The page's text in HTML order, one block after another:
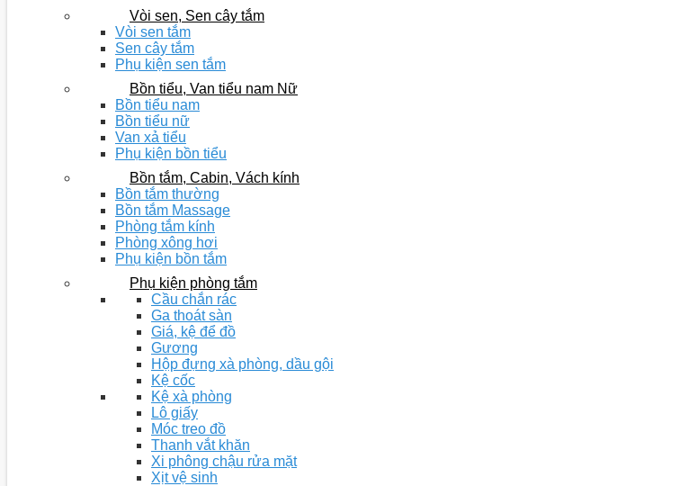
Vòi sen, Sen cây tắm
Vòi sen tắm
Sen cây tắm
Phụ kiện sen tắm
Bồn tiểu, Van tiểu nam Nữ
Bồn tiểu nam
Bồn tiểu nữ
Van xả tiểu
Phụ kiện bồn tiểu
Bồn tắm, Cabin, Vách kính
Bồn tắm thường
Bồn tắm Massage
Phòng tắm kính
Phòng xông hơi
Phụ kiện bồn tắm
Phụ kiện phòng tắm
Cầu chắn rác
Ga thoát sàn
Giá, kệ để đồ
Gương
Hộp đựng xà phòng, dầu gội
Kệ cốc
Kệ xà phòng
Lô giấy
Móc treo đồ
Thanh vắt khăn
Xi phông chậu rửa mặt
Xịt vệ sinh